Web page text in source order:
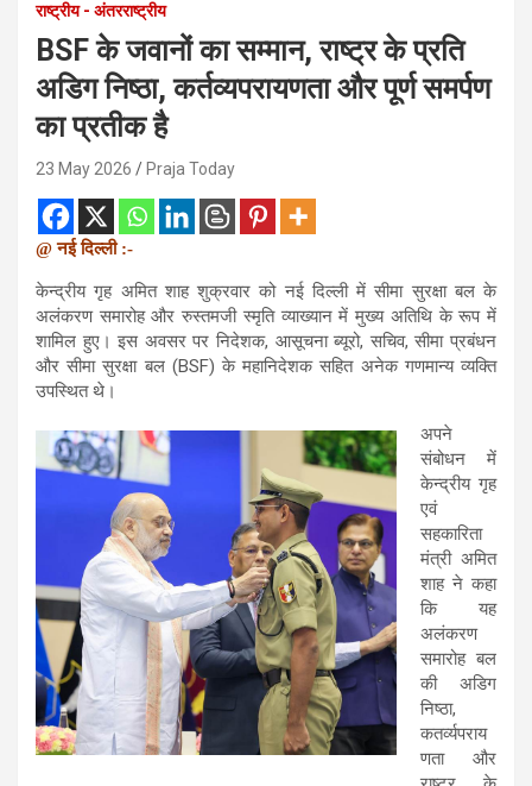
राष्ट्रीय - अंतरराष्ट्रीय
BSF के जवानों का सम्मान, राष्ट्र के प्रति
अडिग निष्ठा, कर्तव्यपरायणता और पूर्ण समर्पण
का प्रतीक है
23 May 2026 Praja Today
@ नई दिल्ली :-
केन्द्रीय गृह अमित शाह शुक्रवार को नई दिल्ली में सीमा सुरक्षा बल के
अलंकरण समारोह और रुस्तमजी स्मृति व्याख्यान में मुख्य अतिथि के रूप में
शामिल हुए। इस अवसर पर निदेशक, आसूचना ब्यूरो, सचिव, सीमा प्रबंधन
और सीमा सुरक्षा बल (BSF) के महानिदेशक सहित अनेक गणमान्य व्यक्ति
उपस्थित थे।
अपने
संबोधन में
केन्द्रीय गृह
एवं
सहकारिता
मंत्री अमित
शाह ने कहा
कि यह
अलंकरण
समारोह बल
की अडिग
निष्ठा,
कतर्व्यपराय
णता और